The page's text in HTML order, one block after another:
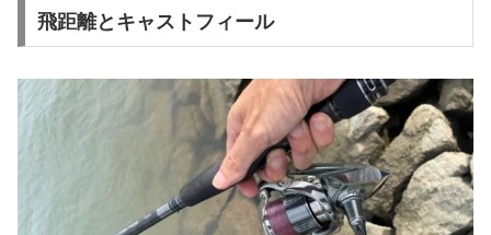
飛距離とキャストフィール